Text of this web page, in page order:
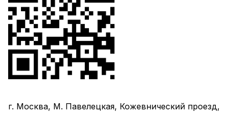
г. Москва, М. Павелецкая, Кожевнический проезд,